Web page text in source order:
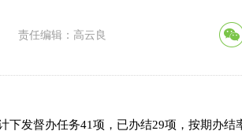
责任编辑：高云良
下发督办任务41项，已办结29项，按期办结